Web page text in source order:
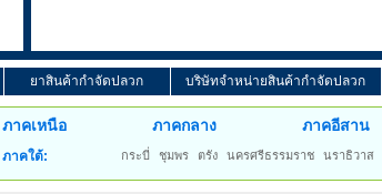
ยาสินค้ากำจัดปลวก บริษัทจำหน่ายสินค้ากำจัดปลวก
ภาคเหนือ ภาคกลาง ภาคอีสาน
ภาคใต้: กระบี่ ชุมพร ตรัง นครศรีธรรมราช นราธิวาส